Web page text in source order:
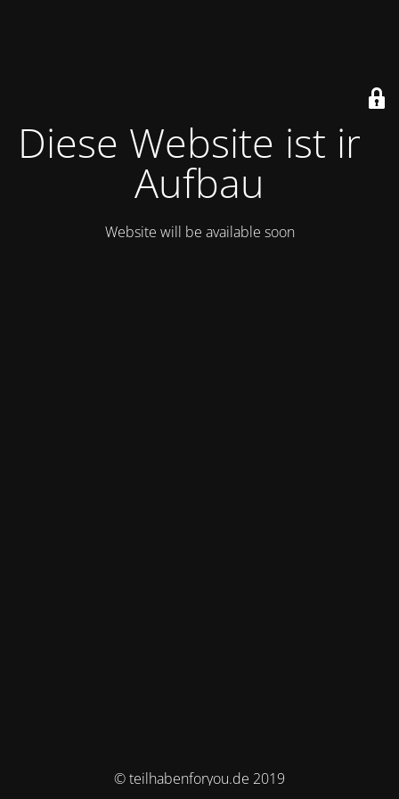
Diese Website ist im
Aufbau
Website will be available soon
© teilhabenforyou.de 2019